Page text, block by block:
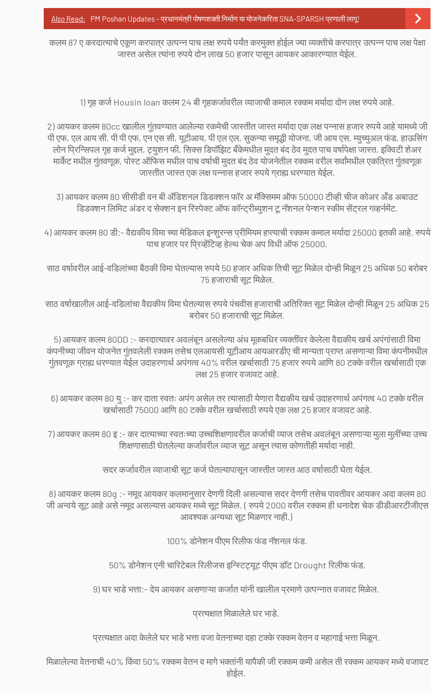
Also Read: PM Poshan Updates - प्रधानमंत्री पोषणशक्ती निर्माण या योजनेकरिता SNA-SPARSH प्रणाली लागू!
कलम 87 ए करदात्याचे एकूण करपात्र उत्पन्न पाच लक्ष रुपये पर्यंत करमुक्त होईल ज्या व्यक्तीचे करपात्र उत्पन्न पाच लक्ष पेक्षा
जास्त असेल त्यांना रुपये दोन लाख 50 हजार पासून आयकर आकारण्यात येईल.
1) गृह कर्ज Housin loan कलम 24 बी गृहकर्जावरील व्याजाची कमाल रक्कम मर्यादा दोन लक्ष रुपये आहे.
2) आयकर कलम 80cc खालील गुंतवण्यात आलेल्या रकमेची जास्तीत जास्त मर्यादा एक लक्ष पन्नास हजार रुपये आहे यामध्ये जी
पी एफ, एल आय सी, पी पी एफ, एन एस सी, यूटीआय, पी एल एल, सुकन्या समृद्धी योजना, जी आय एस, म्युच्युअल फंड, हाऊसिंग
लोन प्रिन्सिपल गृह कर्ज मुद्दल, ट्युशन फी, सिक्स डिपॉझिट बँकेमधील मुदत बंद ठेव मुदत पाच वर्षापेक्षा जास्त, इक्विटी शेअर
मार्केट मधील गुंतवणूक, पोस्ट ऑफिस मधील पाच वर्षाची मुदत बंद ठेव योजनेतील रक्कम वरील सर्वांमधील एकत्रित गुंतवणूक
जास्तीत जास्त एक लक्ष पन्नास हजार रुपये ग्राह्य धरण्यात येईल.
3) आयकर कलम 80 सीसीडी वन बी ॲडिशनल डिडक्शन फॉर अ मॅक्सिमम ऑफ 50000 टीव्ही चीज कोअर अँड अबाउट
डिडक्शन लिमिट अंडर द सेक्शन इन रिस्पेक्ट ऑफ कॉन्ट्रीब्युशन टू नॅशनल पेन्शन स्कीम सेंट्रल गव्हर्नमेंट.
4) आयकर कलम 80 डी:- वैद्यकीय विमा च्या मेडिकल इन्शुरन्स प्रीमियम हप्त्याची रक्कम कमाल मर्यादा 25000 इतकी आहे. रुपये
पाच हजार पर प्रिव्हेंटिव्ह हेल्थ चेक अप विधी ऑफ 25000.
साठ वर्षावरील आई-वडिलांच्या बैठकी विमा घेतल्यास रुपये 50 हजार अधिक तिची सूट मिळेल दोन्ही मिळून 25 अधिक 50 बरोबर
75 हजाराची सूट मिळेल.
साठ वर्षाखालील आई-वडिलांचा वैद्यकीय विमा घेतल्यास रुपये पंचवीस हजाराची अतिरिक्त सूट मिळेल दोन्ही मिळून 25 अधिक 25
बरोबर 50 हजाराची सूट मिळेल.
5) आयकर कलम 80DD :- करदात्यावर अवलंबून असलेल्या अंध मूकबधिर व्यक्तींवर केलेला वैद्यकीय खर्च अपंगांसाठी विमा
कंपनीच्या जीवन योजनेत गुंतवलेली रक्कम तसेच एलआयसी यूटीआय आयआरडीए ची मान्यता प्राप्त असणाऱ्या विमा कंपनीमधील
गुंतवणूक ग्राह्य धरण्यात येईल उदाहरणार्थ अपंगत्व 40% वरील खर्चासाठी 75 हजार रुपये आणि 80 टक्के वरील खर्चासाठी एक
लक्ष 25 हजार वजावट आहे.
6) आयकर कलम 80 यु :- कर दाता स्वतः अपंग असेल तर त्यासाठी येणारा वैद्यकीय खर्च उदाहरणार्थ अपंगत्व 40 टक्के वरील
खर्चासाठी 75000 आणि 80 टक्के वरील खर्चासाठी रुपये एक लक्ष 25 हजार वजावट आहे.
7) आयकर कलम 80 इ :- कर दात्याच्या स्वतःच्या उच्चशिक्षणावरील कर्जाची व्याज तसेच अवलंबून असणाऱ्या मुला मुलींच्या उच्च
शिक्षणासाठी घेतलेल्या कर्जावरील व्याज सूट असून त्यास कोणतीही मर्यादा नाही.
सदर कर्जावरील व्याजाची सूट कर्ज घेतल्यापासून जास्तीत जास्त आठ वर्षासाठी घेता येईल.
8) आयकर कलम 80g :- नमूद आयकर कलमानुसार देणगी दिली असल्यास सदर देणगी तसेच पावतीवर आयकर अदा कलम 80
जी अन्वये सूट आहे असे नमूद असल्यास आयकर मध्ये सूट मिळेल. ( रुपये 2000 वरील रक्कम ही धनादेश चेक डीडीआरटीजीएस
आवश्यक अन्यथा सूट मिळणार नाही.)
100% डोनेशन पीएम रिलीफ फंड नॅशनल फंड.
50% डोनेशन एनी चारिटेबल रिलीजस इन्स्टिट्यूट पीएम डॉट Drought रिलीफ फंड.
9) घर भाडे भत्ता:- देय आयकर असणाऱ्या कर्जात यांनी खालील प्रमाणे उत्पन्नात वजावट मिळेल.
प्रत्यक्षात मिळालेले घर भाडे.
प्रत्यक्षात अदा केलेले घर भाडे भत्ता वजा वेतनाच्या दहा टक्के रक्कम वेतन व महागाई भत्ता मिळून.
मिळालेल्या वेतनाची 40% किंवा 50% रक्कम वेतन व मागे भक्तांनी यापैकी जी रक्कम कमी असेल ती रक्कम आयकर मध्ये वजावट
होईल.